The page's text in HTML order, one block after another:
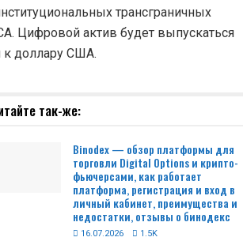
трансграничных
Цифровой актив будет выпускаться
к доллару США.
так-же:
Binodex — обзор платформы для
торговли Digital Options и крипто-
фьючерсами, как работает
платформа, регистрация и вход в
личный кабинет, преимущества и
недостатки, отзывы о бинодекс
16.07.2026 1.5K